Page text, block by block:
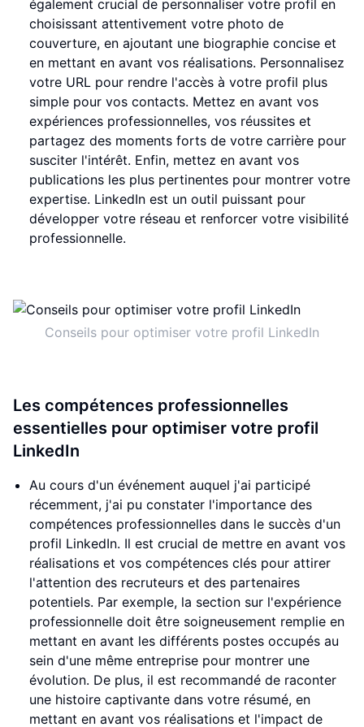
également crucial de personnaliser votre profil en
choisissant attentivement votre photo de
couverture, en ajoutant une biographie concise et
en mettant en avant vos réalisations. Personnalisez
votre URL pour rendre l'accès à votre profil plus
simple pour vos contacts. Mettez en avant vos
expériences professionnelles, vos réussites et
partagez des moments forts de votre carrière pour
susciter l'intérêt. Enfin, mettez en avant vos
publications les plus pertinentes pour montrer votre
expertise. LinkedIn est un outil puissant pour
développer votre réseau et renforcer votre visibilité
professionnelle.
Conseils pour optimiser votre profil LinkedIn
Les compétences professionnelles
essentielles pour optimiser votre profil
LinkedIn
Au cours d'un événement auquel j'ai participé
récemment, j'ai pu constater l'importance des
compétences professionnelles dans le succès d'un
profil LinkedIn. Il est crucial de mettre en avant vos
réalisations et vos compétences clés pour attirer
l'attention des recruteurs et des partenaires
potentiels. Par exemple, la section sur l'expérience
professionnelle doit être soigneusement remplie en
mettant en avant les différents postes occupés au
sein d'une même entreprise pour montrer une
évolution. De plus, il est recommandé de raconter
une histoire captivante dans votre résumé, en
mettant en avant vos réalisations et l'impact de